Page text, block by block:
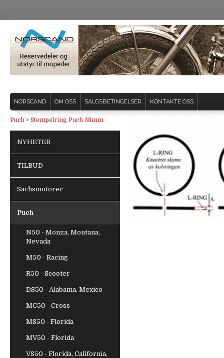
NORSCAND OM OSS SALGSBETINGELSER KONTAKTE OSS
Puch > Stempelring Puch 38mm
NYHETER
TILBUD
Sachsmotorer
Puch
N50 - Monza, Montana,
Nevada
M50 - Racing
R50 - Scooter
DS50 - Alabama, Mexico
MC50 - Cross
MS50 - Florida
MV50 - Florida
VS50 - Florida, California,